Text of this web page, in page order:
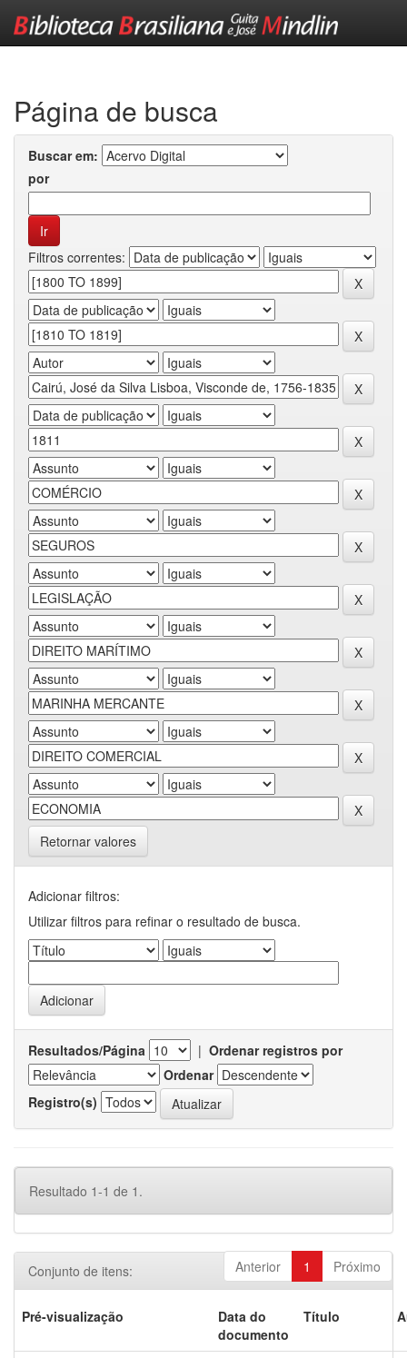
Página de busca
Buscar em:
por
Filtros correntes:
Retornar valores
Adicionar filtros:
Utilizar filtros para refinar o resultado de busca.
Resultados/Página | Ordenar registros por
Ordenar
Registro(s)
Resultado 1-1 de 1.
Anterior 1 Próximo
Conjunto de itens:
Pré-visualização
Data do
documento
Título